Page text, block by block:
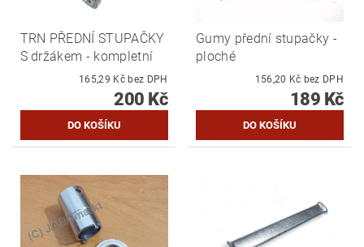
TRN PŘEDNÍ STUPAČKY
S držákem - kompletní
165,29 Kč bez DPH
200 Kč
Gumy přední stupačky -
ploché
156,20 Kč bez DPH
189 Kč